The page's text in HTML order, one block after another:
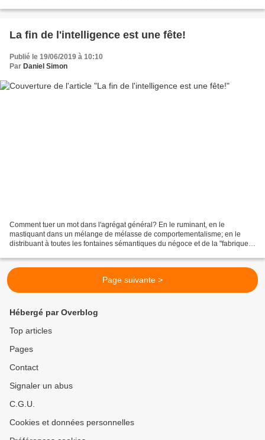
La fin de l'intelligence est une fête!
Publié le 19/06/2019 à 10:10
Par Daniel Simon
Comment tuer un mot dans l'agrégat général? En le ruminant, en le
mastiquant dans un mélange de mélasse de comportementalisme; en le
distribuant à toutes les fontaines sémantiques du négoce et de la "fabrique
Page suivante >
Hébergé par Overblog
Top articles
Pages
Contact
Signaler un abus
C.G.U.
Cookies et données personnelles